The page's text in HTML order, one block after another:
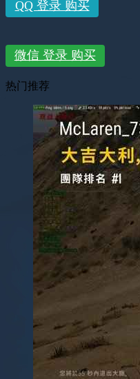
QQ 登录 购买
微信 登录 购买
热门推荐